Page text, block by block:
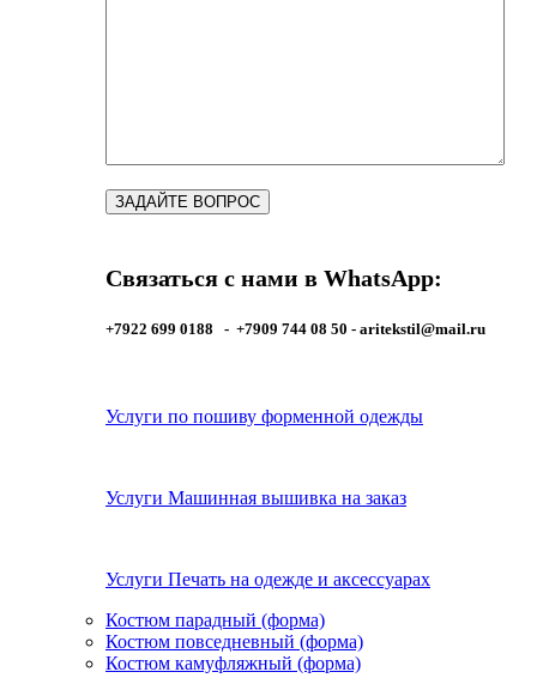
Связаться с нами в WhatsApp:
+7922 699 0188 - +7909 744 08 50 - aritekstil@mail.ru
Услуги по пошиву форменной одежды
Услуги Машинная вышивка на заказ
Услуги Печать на одежде и аксессуарах
Костюм парадный (форма)
Костюм повседневный (форма)
Костюм камуфляжный (форма)